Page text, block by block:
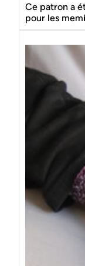
Ce patron a
pour les